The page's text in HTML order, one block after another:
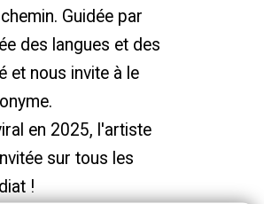
Guidée par
des langues et des
et nous invite à le
en 2025, l'artiste
sur tous les
!